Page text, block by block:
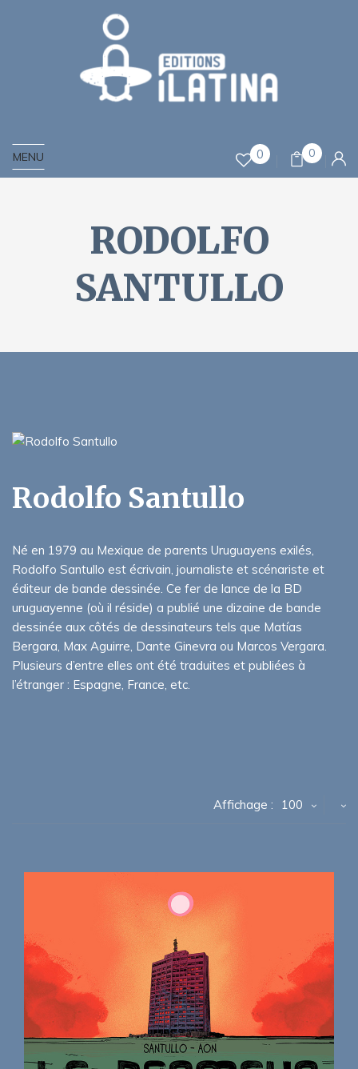
MENU 0 0
RODOLFO
SANTULLO
Rodolfo Santullo
Né en 1979 au Mexique de parents Uruguayens exilés,
Rodolfo Santullo est écrivain, journaliste et scénariste et
éditeur de bande dessinée. Ce fer de lance de la BD
uruguayenne (où il réside) a publié une dizaine de bande
dessinée aux côtés de dessinateurs tels que Matías
Bergara, Max Aguirre, Dante Ginevra ou Marcos Vergara.
Plusieurs d’entre elles ont été traduites et publiées à
l’étranger : Espagne, France, etc.
Affichage : 100